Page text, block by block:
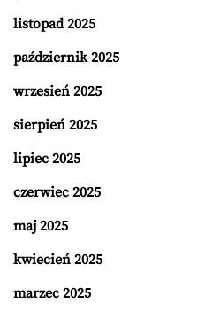
listopad 2025
październik 2025
wrzesień 2025
sierpień 2025
lipiec 2025
czerwiec 2025
maj 2025
kwiecień 2025
marzec 2025